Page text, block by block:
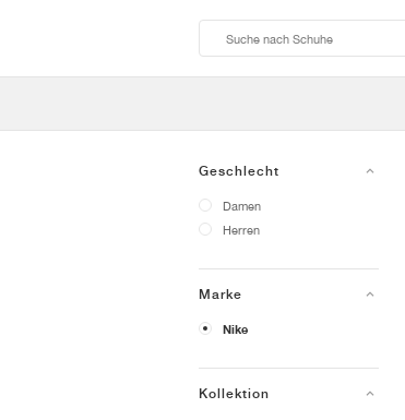
Geschlecht
Damen
Herren
Marke
Nike
Kollektion